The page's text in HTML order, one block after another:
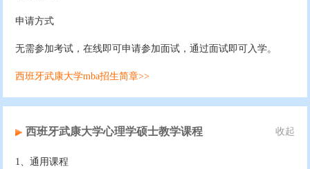
申请方式
无需参加考试，在线即可申请参加面试，通过面试即可入学。
西班牙武康大学mba招生简章>>
西班牙武康大学心理学硕士教学课程 收起
1、通用课程